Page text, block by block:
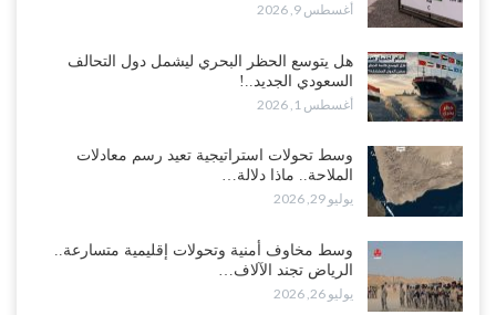
أغسطس 9, 2026
هل يتوسع الحظر البحري ليشمل دول التحالف
السعودي الجديد..!
أغسطس 1, 2026
وسط تحولات استراتيجية تعيد رسم معادلات
الملاحة.. ماذا دلالة…
يوليو 29, 2026
وسط مخاوف أمنية وتحولات إقليمية متسارعة..
الرياض تجند الآلاف…
يوليو 26, 2026